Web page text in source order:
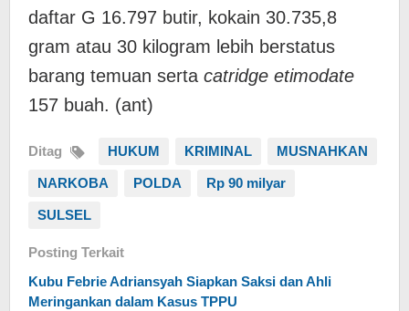
daftar G 16.797 butir, kokain 30.735,8
gram atau 30 kilogram lebih berstatus
barang temuan serta catridge etimodate
157 buah. (ant)
Ditag HUKUM KRIMINAL MUSNAHKAN
NARKOBA POLDA Rp 90 milyar
SULSEL
Posting Terkait
Kubu Febrie Adriansyah Siapkan Saksi dan Ahli
Meringankan dalam Kasus TPPU